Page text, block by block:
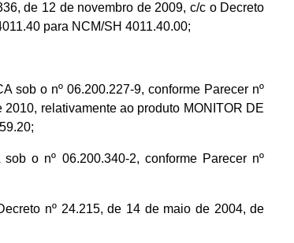
de 12 de novembro de 2009, c/c o Decreto
para NCM/SH 4011.40.00;
sob o nº 06.200.227-9, conforme Parecer nº
relativamente ao produto MONITOR DE
o nº 06.200.340-2, conforme Parecer nº
nº 24.215, de 14 de maio de 2004, de